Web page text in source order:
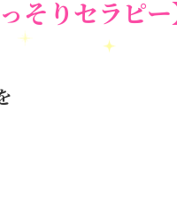
そりセラピ